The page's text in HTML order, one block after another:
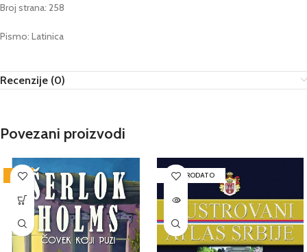
Broj strana: 258
Pismo: Latinica
Recenzije (0)
Povezani proizvodi
-25% RASPRODATO